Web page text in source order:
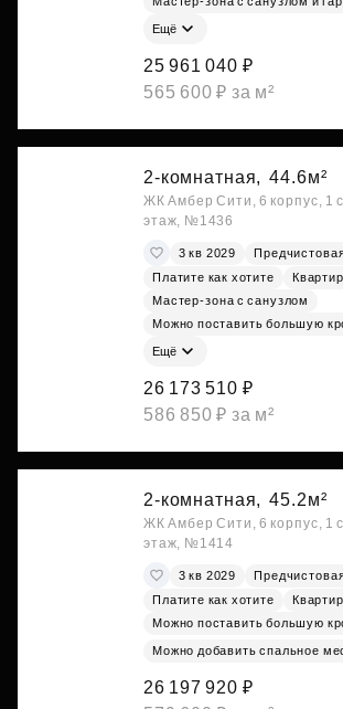
Ещё
25 961 040 ₽
565 600 ₽ за м²
2-комнатная, 44.6м²
ЖК Амбер Сити, 6 корпус, 1
этаж, №1436
3 кв 2029
Платите как хотите
Мастер-зона с санузлом
Можно поставить большую
Ещё
26 173 510 ₽
586 850 ₽ за м²
2-комнатная, 45.2м²
ЖК Амбер Сити, 6 корпус, 1
этаж, №1414
3 кв 2029
Платите как хотите
Можно поставить большую
Можно добавить спальное
26 197 920 ₽